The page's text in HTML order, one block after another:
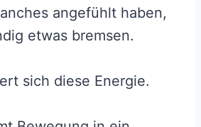
angefühlt haben,
etwas bremsen.
sich diese Energie.